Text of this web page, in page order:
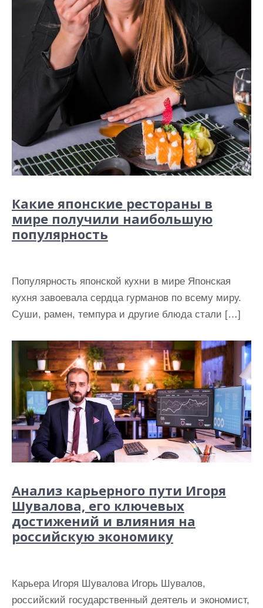
Какие японские рестораны в
мире получили наибольшую
популярность
Популярность японской кухни в мире Японская
кухня завоевала сердца гурманов по всему миру.
Суши, рамен, темпура и другие блюда стали […]
Анализ карьерного пути Игоря
Шувалова, его ключевых
достижений и влияния на
российскую экономику
Карьера Игоря Шувалова Игорь Шувалов,
российский государственный деятель и экономист,